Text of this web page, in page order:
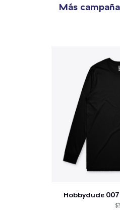
Más
Hobbydude 007